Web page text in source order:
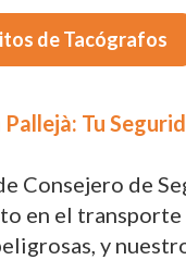
de Tacógrafos
Tu
Consejero de
en el
y